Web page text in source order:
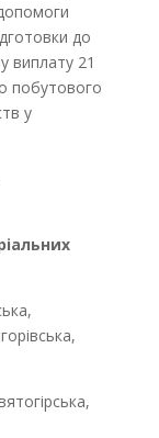
до
виплату 21
побутового
у